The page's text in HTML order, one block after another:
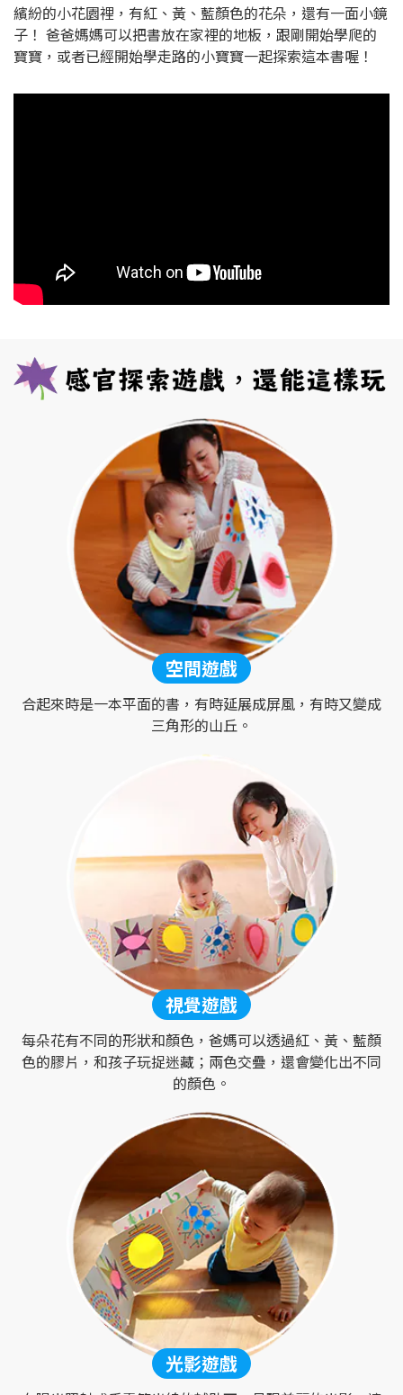
繽紛的小花園裡，有紅、黃、藍顏色的花朵，還有一面小鏡
子！ 爸爸媽媽可以把書放在家裡的地板，跟剛開始學爬的
寶寶，或者已經開始學走路的小寶寶一起探索這本書喔！
空間遊戲
合起來時是一本平面的書，有時延展成屏風，有時又變成
三角形的山丘。
視覺遊戲
每朵花有不同的形狀和顏色，爸媽可以透過紅、黃、藍顏
色的膠片，和孩子玩捉迷藏；兩色交疊，還會變化出不同
的顏色。
光影遊戲